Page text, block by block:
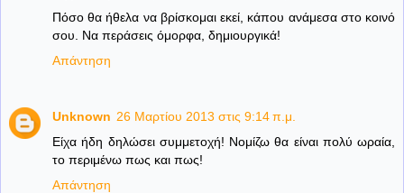
Πόσο θα ήθελα να βρίσκομαι εκεί, κάπου ανάμεσα στο κοινό
σου. Να περάσεις όμορφα, δημιουργικά!
Απάντηση
Unknown 26 Μαρτίου 2013 στις 9:14 π.μ.
Είχα ήδη δηλώσει συμμετοχή! Νομίζω θα είναι πολύ ωραία,
το περιμένω πως και πως!
Απάντηση